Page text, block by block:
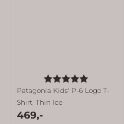
Karakter:
Patagonia Kids' P-6 Logo T-
Shirt, Thin Ice
469,-